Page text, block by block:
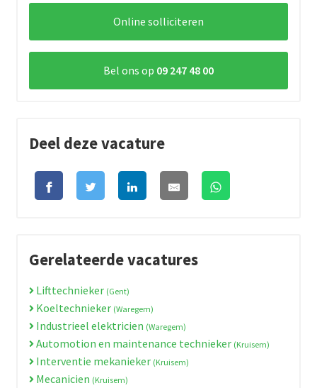
Online solliciteren
Bel ons op 09 247 48 00
Deel deze vacature
Gerelateerde vacatures
Lifttechnieker (Gent)
Koeltechnieker (Waregem)
Industrieel elektricien (Waregem)
Automotion en maintenance technieker (Kruisem)
Interventie mekanieker (Kruisem)
Mecanicien (Kruisem)